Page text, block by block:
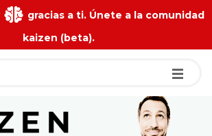
gracias a ti. Únete a la comunidad
kaizen (beta).